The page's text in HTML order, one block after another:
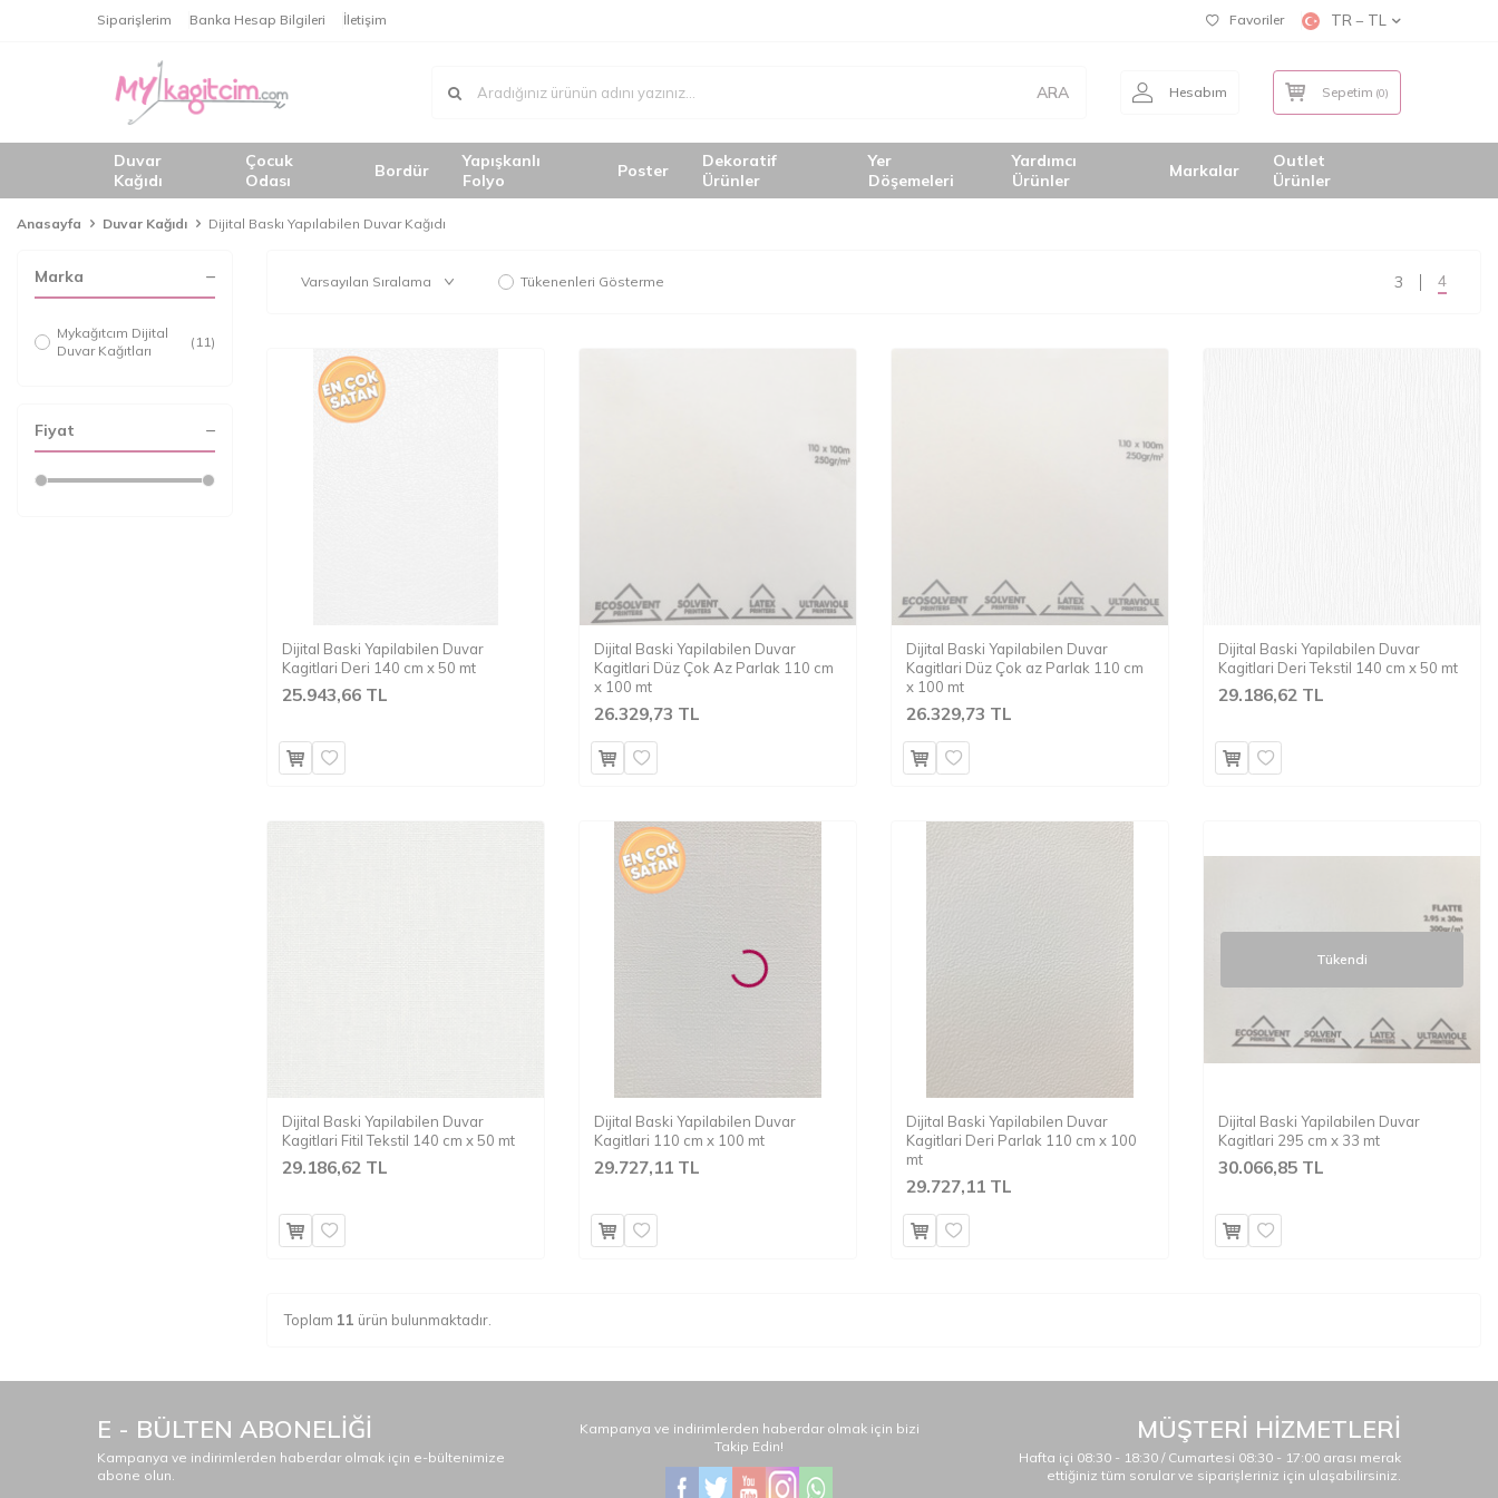
Siparişlerim Banka Hesap Bilgileri İletişim Favoriler TR − TL
ARA Hesabım Sepetim (0)
Duvar
Kağıdı
Çocuk
Odası
Bordür
Yapışkanlı
Folyo
Poster
Dekoratif
Ürünler
Yer
Döşemeleri
Yardımcı
Ürünler
Markalar
Outlet
Ürünler
Anasayfa Duvar Kağıdı Dijital Baskı Yapılabilen Duvar Kağıdı
Marka
Mykağıtcım Dijital
Duvar Kağıtları
(11)
Fiyat
Tükenenleri Gösterme 3 4
Dijital Baski Yapilabilen Duvar
Kagitlari Deri 140 cm x 50 mt
25.943,66 TL
Dijital Baski Yapilabilen Duvar
Kagitlari Düz Çok Az Parlak 110 cm
x 100 mt
26.329,73 TL
Dijital Baski Yapilabilen Duvar
Kagitlari Düz Çok az Parlak 110 cm
x 100 mt
26.329,73 TL
Dijital Baski Yapilabilen Duvar
Kagitlari Deri Tekstil 140 cm x 50 mt
29.186,62 TL
Dijital Baski Yapilabilen Duvar
Kagitlari Fitil Tekstil 140 cm x 50 mt
29.186,62 TL
Dijital Baski Yapilabilen Duvar
Kagitlari 110 cm x 100 mt
29.727,11 TL
Dijital Baski Yapilabilen Duvar
Kagitlari Deri Parlak 110 cm x 100
mt
29.727,11 TL
Tükendi
Dijital Baski Yapilabilen Duvar
Kagitlari 295 cm x 33 mt
30.066,85 TL
Toplam 11 ürün bulunmaktadır.
E - BÜLTEN ABONELİĞİ
Kampanya ve indirimlerden haberdar olmak için e-bültenimize
abone olun.
Kampanya ve indirimlerden haberdar olmak için bizi
Takip Edin!
MÜŞTERİ HİZMETLERİ
Hafta içi 08:30 - 18:30 / Cumartesi 08:30 - 17:00 arası merak
ettiğiniz tüm sorular ve siparişleriniz için ulaşabilirsiniz.